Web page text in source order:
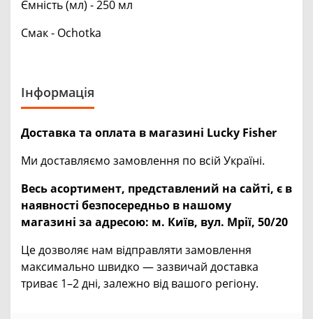
Ємність (мл) - 250 мл
Смак - Ochotka
Інформація
Доставка та оплата в магазині Lucky Fisher
Ми доставляємо замовлення по всій Україні.
Весь асортимент, представлений на сайті, є в
наявності безпосередньо в нашому
магазині за адресою: м. Київ, вул. Мрії, 50/20
Це дозволяє нам відправляти замовлення
максимально швидко — зазвичай доставка
триває 1–2 дні, залежно від вашого регіону.